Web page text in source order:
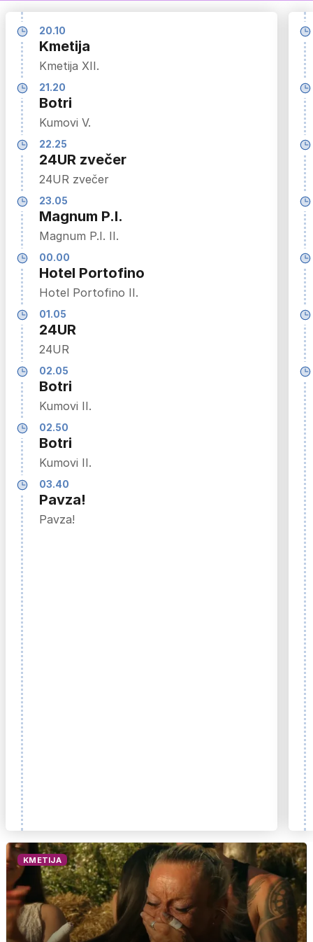
20.10
Kmetija
Kmetija XII.
21.20
Botri
Kumovi V.
22.25
24UR zvečer
24UR zvečer
23.05
Magnum P.I.
Magnum P.I. II.
00.00
Hotel Portofino
Hotel Portofino II.
01.05
24UR
24UR
02.05
Botri
Kumovi II.
02.50
Botri
Kumovi II.
03.40
Pavza!
Pavza!
KMETIJA